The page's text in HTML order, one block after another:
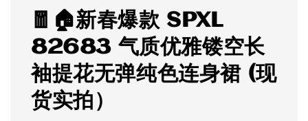
🧧🏠新春爆款 SPXL
82683 气质优雅镂空长
袖提花无弹纯色连身裙 (现
货实拍）